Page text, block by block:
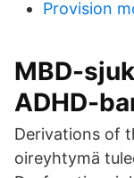
Provision
MBD-
ADHD-
Derivations of
oireyhtymä